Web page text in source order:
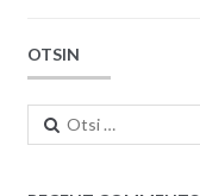
OTSIN
Otsi: